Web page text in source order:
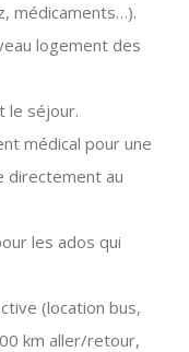
médicaments…).
logement des
le séjour.
médical pour une
directement au
les ados qui
(location bus,
km aller/retour,